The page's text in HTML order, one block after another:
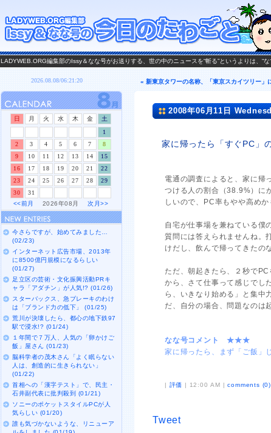
LADYWEB.ORG編集部のIssy＆なな号がお送りする、世の中のニュースを“斬る”というよりは、“
« 新東京タワーの名称、「東京スカイツリー」
2008年06月11日
家に帰ったら「すぐPC」
電通の調査によると、家に帰
つける人の割合（38.9%）に
しいので、PC率もやや高め
自宅が仕事場を兼ねている僕
質問には答えられませんね。
けだし、飲んで帰ってきたの
ただ、朝起きたら、２秒で
から、さて仕事って感じでし
ら、いきなり始める」と集中
だ、自分の場合、問題なのは
なな号コメント ★★★
家に帰ったら、まず「ご飯」
| 評価 | 12:00 AM |comments (0)
Tweet
日 月 火 水 木 金
土
1
2
3 4 5 6 7
8
9
10 11 12 13 14
15
16
17 18 19 20 21
22
23
24 25 26 27 28
29
30
31
<<前月
2026年08月次月>>
今さらですが、始めてみました…
(02/23)
インターネット広告市場、2013年
に8500億円規模になるらしい
(01/27)
足立区の芸術・文化振興活動PRキ
ャラ「アダチン」が人気!? (01/26)
スターバックス、急ブレーキのわけ
は「ブランド力の低下」 (01/25)
荒川が決壊したら、都心の地下鉄97
駅で浸水!? (01/24)
１年間で７万人、人気の「卵かけご
飯」屋さん (01/23)
脳科学者の茂木さん「よく眠らない
人は、創造的に生きられない」
(01/22)
首相への「漢字テスト」で、民主・
石井副代表に批判殺到 (01/21)
ソニーのポケットスタイルPCが人
気らしい (01/20)
誰も気づかないような、リニューア